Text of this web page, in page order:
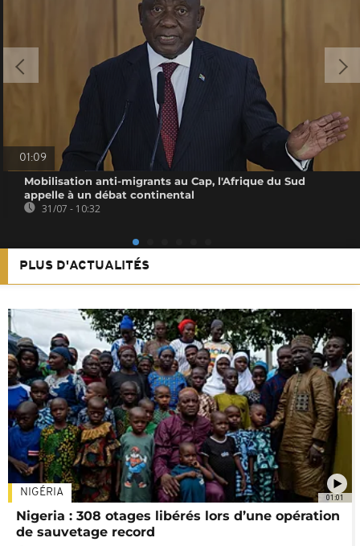
01:09
Mobilisation anti-migrants au Cap, l'Afrique du Sud
appelle à un débat continental
31/07 - 10:32
PLUS D'ACTUALITÉS
01:01
NIGÉRIA
Nigeria : 308 otages libérés lors d’une opération
de sauvetage record